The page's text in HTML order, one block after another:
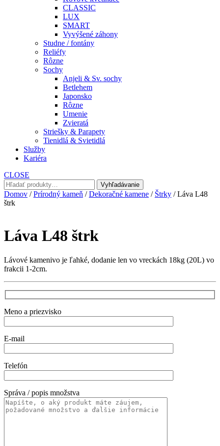
CLASSIC
LUX
SMART
Vyvýšené záhony
Studne / fontány
Reliéfy
Rôzne
Sochy
Anjeli & Sv. sochy
Betlehem
Japonsko
Rôzne
Umenie
Zvieratá
Striešky & Parapety
Tienidlá & Svietidlá
Služby
Kariéra
CLOSE
Hľadať:
Vyhľadávanie
Domov /Prírodný kameň /Dekoračné kamene / Štrky / Láva L48
štrk
Láva L48 štrk
Lávové kamenivo je ľahké, dodanie len vo vreckách 18kg (20L) vo
frakcii 1-2cm.
Meno a priezvisko
E-mail
Telefón
Správa / popis množstva